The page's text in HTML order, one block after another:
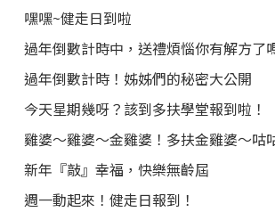
嘿嘿~健走日到啦
過年倒數計時中，送禮煩惱你有解方了
過年倒數計時！姊姊們的秘密大公開
今天星期幾呀？該到多扶學堂報到啦！
雞婆～雞婆～金雞婆！多扶金雞婆～咕
新年『敲』幸福，快樂無齡屆
週一動起來！健走日報到！